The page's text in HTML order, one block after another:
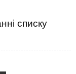
списку